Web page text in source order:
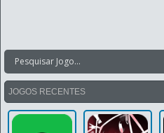
JOGOS RECENTES